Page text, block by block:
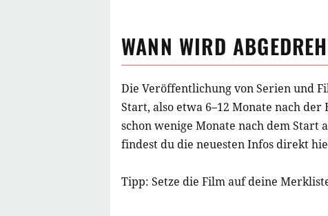
WANN WIRD
Die Veröffentlichung von Serien und
Start, also etwa 6–12 Monate nach
schon wenige Monate nach dem Start
findest du die neuesten Infos direkt
Tipp: Setze die Filmauf deine